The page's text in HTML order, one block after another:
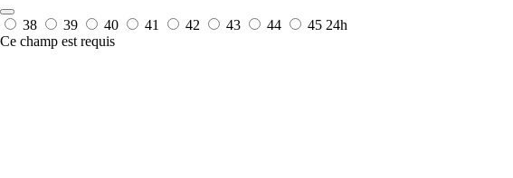
38 39 40 41 42 43 44 45 24h
Ce champ est requis